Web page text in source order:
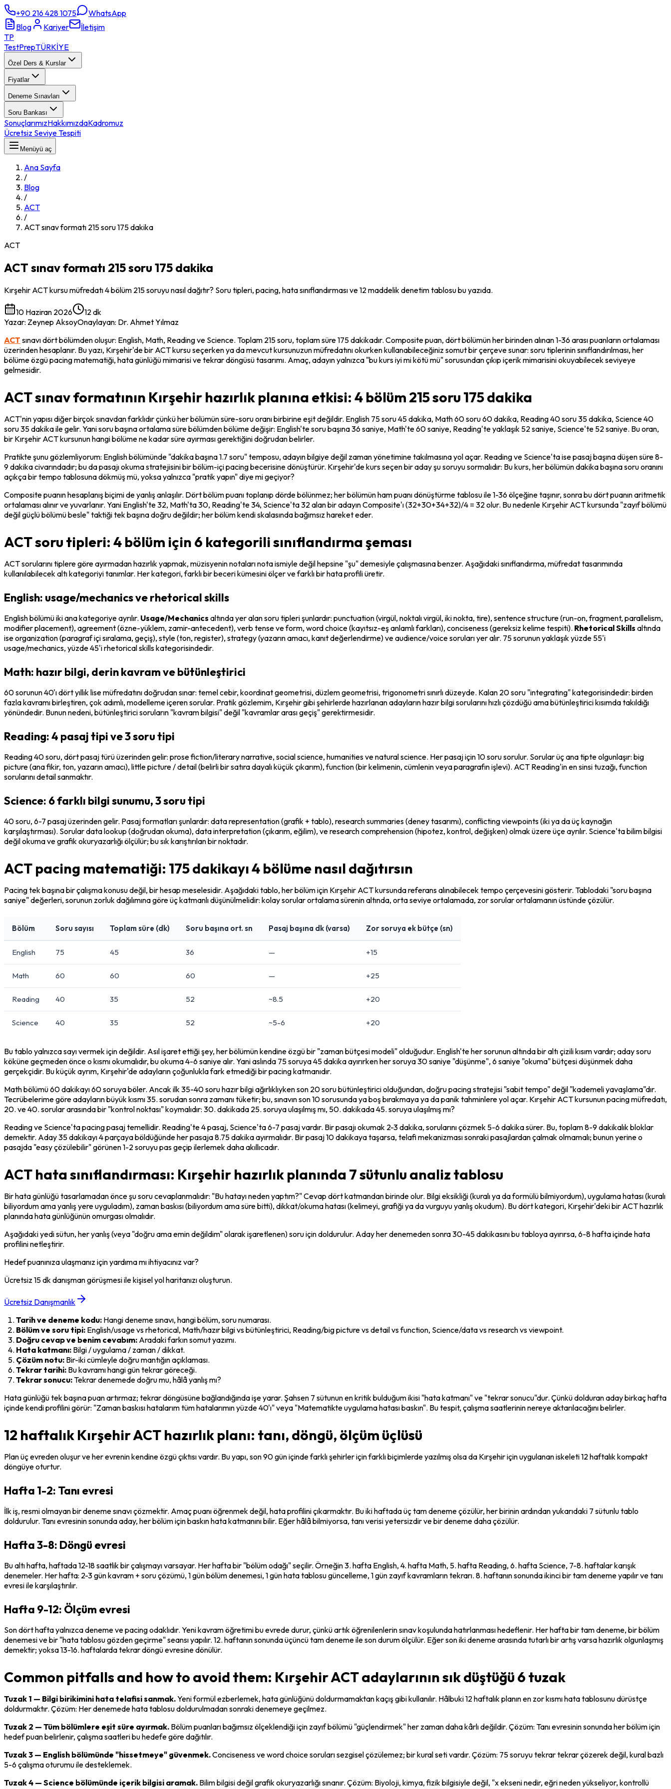
+90 216 428 1075
WhatsApp
Blog
Kariyer
İletişim
TP
TestPrepTÜRKİYE
Özel Ders & Kurslar
Fiyatlar
Deneme Sınavları
Soru Bankası
SonuçlarımızHakkımızdaKadromuz
Ücretsiz Seviye Tespiti
Menüyü aç
Ana Sayfa
/
Blog
/
ACT
/
ACT sınav formatı 215 soru 175 dakika
ACT
ACT sınav formatı 215 soru 175 dakika
Kırşehir ACT kursu müfredatı 4 bölüm 215 soruyu nasıl dağıtır? Soru tipleri, pacing, hata sınıflandırması ve 12 maddelik denetim tablosu bu yazıda.
10 Haziran 2026
12 dk
Yazar: Zeynep AksoyOnaylayan: Dr. Ahmet Yılmaz
ACT sınavı dört bölümden oluşur: English, Math, Reading ve Science. Toplam 215 soru, toplam süre 175 dakikadır. Composite puan, dört bölümün her birinden alınan 1-36 arası puanların ortalaması
üzerinden hesaplanır. Bu yazı, Kırşehir'de bir ACT kursu seçerken ya da mevcut kursunuzun müfredatını okurken kullanabileceğiniz somut bir çerçeve sunar: soru tiplerinin sınıflandırılması, her
bölüme özgü pacing matematiği, hata günlüğü mimarisi ve tekrar döngüsü tasarımı. Amaç, adayın yalnızca "bu kurs iyi mi kötü mü" sorusundan çıkıp içerik mimarisini okuyabilecek seviyeye
gelmesidir.
ACT sınav formatının Kırşehir hazırlık planına etkisi: 4 bölüm 215 soru 175 dakika
ACT'nin yapısı diğer birçok sınavdan farklıdır çünkü her bölümün süre-soru oranı birbirine eşit değildir. English 75 soru 45 dakika, Math 60 soru 60 dakika, Reading 40 soru 35 dakika, Science 40
soru 35 dakika ile gelir. Yani soru başına ortalama süre bölümden bölüme değişir: English'te soru başına 36 saniye, Math'te 60 saniye, Reading'te yaklaşık 52 saniye, Science'te 52 saniye. Bu oran,
bir Kırşehir ACT kursunun hangi bölüme ne kadar süre ayırması gerektiğini doğrudan belirler.
Pratikte şunu gözlemliyorum: English bölümünde "dakika başına 1.7 soru" temposu, adayın bilgiye değil zaman yönetimine takılmasına yol açar. Reading ve Science'ta ise pasaj başına düşen süre 8-
9 dakika civarındadır; bu da pasajı okuma stratejisini bir bölüm-içi pacing becerisine dönüştürür. Kırşehir'de kurs seçen bir aday şu soruyu sormalıdır: Bu kurs, her bölümün dakika başına soru oranını
açıkça bir tempo tablosuna dökmüş mü, yoksa yalnızca "pratik yapın" diye mi geçiyor?
Composite puanın hesaplanış biçimi de yanlış anlaşılır. Dört bölüm puanı toplanıp dörde bölünmez; her bölümün ham puanı dönüştürme tablosu ile 1-36 ölçeğine taşınır, sonra bu dört puanın aritmetik
ortalaması alınır ve yuvarlanır. Yani English'te 32, Math'ta 30, Reading'te 34, Science'ta 32 alan bir adayın Composite'ı (32+30+34+32)/4 = 32 olur. Bu nedenle Kırşehir ACT kursunda "zayıf bölümü
değil güçlü bölümü besle" taktiği tek başına doğru değildir; her bölüm kendi skalasında bağımsız hareket eder.
ACT soru tipleri: 4 bölüm için 6 kategorili sınıflandırma şeması
ACT sorularını tiplere göre ayırmadan hazırlık yapmak, müzisyenin notaları nota ismiyle değil hepsine "şu" demesiyle çalışmasına benzer. Aşağıdaki sınıflandırma, müfredat tasarımında
kullanılabilecek altı kategoriyi tanımlar. Her kategori, farklı bir beceri kümesini ölçer ve farklı bir hata profili üretir.
English: usage/mechanics ve rhetorical skills
English bölümü iki ana kategoriye ayrılır. Usage/Mechanics altında yer alan soru tipleri şunlardır: punctuation (virgül, noktalı virgül, iki nokta, tire), sentence structure (run-on, fragment, parallelism,
modifier placement), agreement (özne-yüklem, zamir-antecedent), verb tense ve form, word choice (kayıtsız-eş anlamlı farkları), conciseness (gereksiz kelime tespiti). Rhetorical Skills altında
ise organization (paragraf içi sıralama, geçiş), style (ton, register), strategy (yazarın amacı, kanıt değerlendirme) ve audience/voice soruları yer alır. 75 sorunun yaklaşık yüzde 55'i
usage/mechanics, yüzde 45'i rhetorical skills kategorisindedir.
Math: hazır bilgi, derin kavram ve bütünleştirici
60 sorunun 40'ı dört yıllık lise müfredatını doğrudan sınar: temel cebir, koordinat geometrisi, düzlem geometrisi, trigonometri sınırlı düzeyde. Kalan 20 soru "integrating" kategorisindedir: birden
fazla kavramı birleştiren, çok adımlı, modelleme içeren sorular. Pratik gözlemim, Kırşehir gibi şehirlerde hazırlanan adayların hazır bilgi sorularını hızlı çözdüğü ama bütünleştirici kısımda takıldığı
yönündedir. Bunun nedeni, bütünleştirici soruların "kavram bilgisi" değil "kavramlar arası geçiş" gerektirmesidir.
Reading: 4 pasaj tipi ve 3 soru tipi
Reading 40 soru, dört pasaj türü üzerinden gelir: prose fiction/literary narrative, social science, humanities ve natural science. Her pasaj için 10 soru sorulur. Sorular üç ana tipte olgunlaşır: big
picture (ana fikir, ton, yazarın amacı), little picture / detail (belirli bir satıra dayalı küçük çıkarım), function (bir kelimenin, cümlenin veya paragrafın işlevi). ACT Reading'in en sinsi tuzağı, function
sorularını detail sanmaktır.
Science: 6 farklı bilgi sunumu, 3 soru tipi
40 soru, 6-7 pasaj üzerinden gelir. Pasaj formatları şunlardır: data representation (grafik + tablo), research summaries (deney tasarımı), conflicting viewpoints (iki ya da üç kaynağın
karşılaştırması). Sorular data lookup (doğrudan okuma), data interpretation (çıkarım, eğilim), ve research comprehension (hipotez, kontrol, değişken) olmak üzere üçe ayrılır. Science'ta bilim bilgisi
değil okuma ve grafik okuryazarlığı ölçülür; bu sık karıştırılan bir noktadır.
ACT pacing matematiği: 175 dakikayı 4 bölüme nasıl dağıtırsın
Pacing tek başına bir çalışma konusu değil, bir hesap meselesidir. Aşağıdaki tablo, her bölüm için Kırşehir ACT kursunda referans alınabilecek tempo çerçevesini gösterir. Tablodaki "soru başına
saniye" değerleri, sorunun zorluk dağılımına göre üç katmanlı düşünülmelidir: kolay sorular ortalama sürenin altında, orta seviye ortalamada, zor sorular ortalamanın üstünde çözülür.
Bölüm Soru sayısı Toplam süre (dk) Soru başına ort. sn Pasaj başına dk (varsa) Zor soruya ek bütçe (sn)
English 75 45 36 — +15
Math 60 60 60 — +25
Reading 40 35 52 ~8.5 +20
Science 40 35 52 ~5-6 +20
Bu tablo yalnızca sayı vermek için değildir. Asıl işaret ettiği şey, her bölümün kendine özgü bir "zaman bütçesi modeli" olduğudur. English'te her sorunun altında bir altı çizili kısım vardır; aday soru
köküne geçmeden önce o kısmı okumalıdır, bu okuma 4-6 saniye alır. Yani aslında 75 soruya 45 dakika ayırırken her soruya 30 saniye "düşünme", 6 saniye "okuma" bütçesi düşünmek daha
gerçekçidir. Bu küçük ayrım, Kırşehir'de adayların çoğunlukla fark etmediği bir pacing katmanıdır.
Math bölümü 60 dakikayı 60 soruya böler. Ancak ilk 35-40 soru hazır bilgi ağırlıklıyken son 20 soru bütünleştirici olduğundan, doğru pacing stratejisi "sabit tempo" değil "kademeli yavaşlama"dır.
Tecrübelerime göre adayların büyük kısmı 35. sorudan sonra zamanı tüketir; bu, sınavın son 10 sorusunda ya boş bırakmaya ya da panik tahminlere yol açar. Kırşehir ACT kursunun pacing müfredatı,
20. ve 40. sorular arasında bir "kontrol noktası" koymalıdır: 30. dakikada 25. soruya ulaşılmış mı, 50. dakikada 45. soruya ulaşılmış mı?
Reading ve Science'ta pacing pasaj temellidir. Reading'te 4 pasaj, Science'ta 6-7 pasaj vardır. Bir pasajı okumak 2-3 dakika, sorularını çözmek 5-6 dakika sürer. Bu, toplam 8-9 dakikalık bloklar
demektir. Aday 35 dakikayı 4 parçaya böldüğünde her pasaja 8.75 dakika ayırmalıdır. Bir pasaj 10 dakikaya taşarsa, telafi mekanizması sonraki pasajlardan çalmak olmamalı; bunun yerine o
pasajda "easy çözülebilir" görünen 1-2 soruyu pas geçip ilerlemek daha akıllıcadır.
ACT hata sınıflandırması: Kırşehir hazırlık planında 7 sütunlu analiz tablosu
Bir hata günlüğü tasarlamadan önce şu soru cevaplanmalıdır: "Bu hatayı neden yaptım?" Cevap dört katmandan birinde olur. Bilgi eksikliği (kuralı ya da formülü bilmiyordum), uygulama hatası (kuralı
biliyordum ama yanlış yere uyguladım), zaman baskısı (biliyordum ama süre bitti), dikkat/okuma hatası (kelimeyi, grafiği ya da vurguyu yanlış okudum). Bu dört kategori, Kırşehir'deki bir ACT hazırlık
planında hata günlüğünün omurgası olmalıdır.
Aşağıdaki yedi sütun, her yanlış (veya "doğru ama emin değildim" olarak işaretlenen) soru için doldurulur. Aday her denemeden sonra 30-45 dakikasını bu tabloya ayırırsa, 6-8 hafta içinde hata
profilini netleştirir.
Hedef puanınıza ulaşmanız için yardıma mı ihtiyacınız var?
Ücretsiz 15 dk danışman görüşmesi ile kişisel yol haritanızı oluşturun.
Ücretsiz Danışmanlık
Tarih ve deneme kodu: Hangi deneme sınavı, hangi bölüm, soru numarası.
Bölüm ve soru tipi: English/usage vs rhetorical, Math/hazır bilgi vs bütünleştirici, Reading/big picture vs detail vs function, Science/data vs research vs viewpoint.
Doğru cevap ve benim cevabım: Aradaki farkın somut yazımı.
Hata katmanı: Bilgi / uygulama / zaman / dikkat.
Çözüm notu: Bir-iki cümleyle doğru mantığın açıklaması.
Tekrar tarihi: Bu kavramı hangi gün tekrar göreceği.
Tekrar sonucu: Tekrar denemede doğru mu, hâlâ yanlış mı?
Hata günlüğü tek başına puan artırmaz; tekrar döngüsüne bağlandığında işe yarar. Şahsen 7 sütunun en kritik bulduğum ikisi "hata katmanı" ve "tekrar sonucu"dur. Çünkü dolduran aday birkaç hafta
içinde kendi profilini görür: "Zaman baskısı hatalarım tüm hatalarımın yüzde 40'ı" veya "Matematikte uygulama hatası baskın". Bu tespit, çalışma saatlerinin nereye aktarılacağını belirler.
12 haftalık Kırşehir ACT hazırlık planı: tanı, döngü, ölçüm üçlüsü
Plan üç evreden oluşur ve her evrenin kendine özgü çıktısı vardır. Bu yapı, son 90 gün içinde farklı şehirler için farklı biçimlerde yazılmış olsa da Kırşehir için uygulanan iskeleti 12 haftalık kompakt
döngüye oturtur.
Hafta 1-2: Tanı evresi
İlk iş, resmi olmayan bir deneme sınavı çözmektir. Amaç puanı öğrenmek değil, hata profilini çıkarmaktır. Bu iki haftada üç tam deneme çözülür, her birinin ardından yukarıdaki 7 sütunlu tablo
doldurulur. Tanı evresinin sonunda aday, her bölüm için baskın hata katmanını bilir. Eğer hâlâ bilmiyorsa, tanı verisi yetersizdir ve bir deneme daha çözülür.
Hafta 3-8: Döngü evresi
Bu altı hafta, haftada 12-18 saatlik bir çalışmayı varsayar. Her hafta bir "bölüm odağı" seçilir. Örneğin 3. hafta English, 4. hafta Math, 5. hafta Reading, 6. hafta Science, 7-8. haftalar karışık
denemeler. Her hafta: 2-3 gün kavram + soru çözümü, 1 gün bölüm denemesi, 1 gün hata tablosu güncelleme, 1 gün zayıf kavramların tekrarı. 8. haftanın sonunda ikinci bir tam deneme yapılır ve tanı
evresi ile karşılaştırılır.
Hafta 9-12: Ölçüm evresi
Son dört hafta yalnızca deneme ve pacing odaklıdır. Yeni kavram öğretimi bu evrede durur, çünkü artık öğrenilenlerin sınav koşulunda hatırlanması hedeflenir. Her hafta bir tam deneme, bir bölüm
denemesi ve bir "hata tablosu gözden geçirme" seansı yapılır. 12. haftanın sonunda üçüncü tam deneme ile son durum ölçülür. Eğer son iki deneme arasında tutarlı bir artış varsa hazırlık olgunlaşmış
demektir; yoksa 13-16. haftalarda tekrar döngü evresine dönülür.
Common pitfalls and how to avoid them: Kırşehir ACT adaylarının sık düştüğü 6 tuzak
Tuzak 1 — Bilgi birikimini hata telafisi sanmak. Yeni formül ezberlemek, hata günlüğünü doldurmamaktan kaçış gibi kullanılır. Hâlbuki 12 haftalık planın en zor kısmı hata tablosunu dürüstçe
doldurmaktır. Çözüm: Her denemede hata tablosu doldurulmadan sonraki denemeye geçilmez.
Tuzak 2 — Tüm bölümlere eşit süre ayırmak. Bölüm puanları bağımsız ölçeklendiği için zayıf bölümü "güçlendirmek" her zaman daha kârlı değildir. Çözüm: Tanı evresinin sonunda her bölüm için
hedef puan belirlenir, çalışma saatleri bu hedefe göre dağıtılır.
Tuzak 3 — English bölümünde "hissetmeye" güvenmek. Conciseness ve word choice soruları sezgisel çözülemez; bir kural seti vardır. Çözüm: 75 soruyu tekrar tekrar çözerek değil, kural bazlı
5-6 çalışma oturumu ile desteklemek.
Tuzak 4 — Science bölümünde içerik bilgisi aramak. Bilim bilgisi değil grafik okuryazarlığı sınanır. Çözüm: Biyoloji, kimya, fizik bilgisiyle değil, "x ekseni nedir, eğri neden yükseliyor, kontrollü